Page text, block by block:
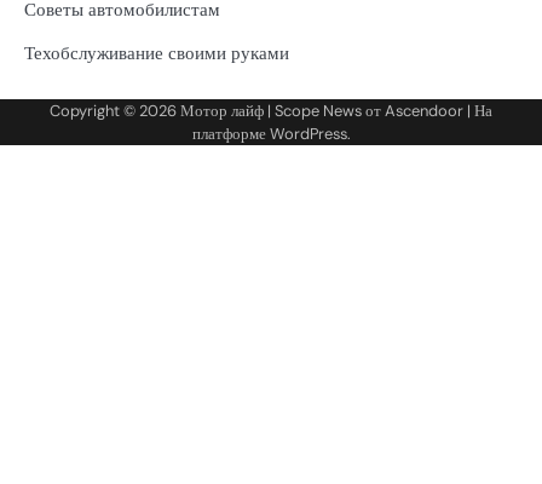
Советы автомобилистам
Техобслуживание своими руками
Copyright © 2026Мотор лайф | Scope News отAscendoor | На
платформеWordPress.